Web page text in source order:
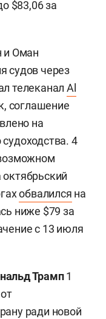
$83,06 за
и Оман
судов через
телеканал Al
соглашение
на
4
обвалился на
ниже $79 за
с 13 июля
Трамп1
ради новой